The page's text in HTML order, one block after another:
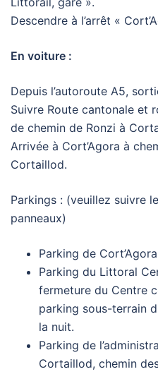
Descendre à l’arrêt «
En voiture :
Depuis l’autoroute A5,
Suivre Route cantonale et
de chemin de Ronzi à
Arrivée à Cort’Agora à
Cortaillod.
Parkings : (veuillez suivre
panneaux)
Parking de
Parking du Littoral
fermeture du Centre
parking sous-terrain
la nuit.
Parking de
Cortaillod, chemin